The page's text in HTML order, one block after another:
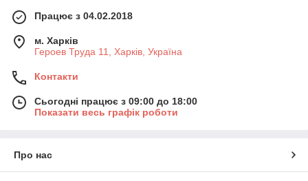
Працює з 04.02.2018
м. Харків
Героев Труда 11, Харків, Україна
Контакти
Сьогодні працює з 09:00 до 18:00
Показати весь графік роботи
Про нас